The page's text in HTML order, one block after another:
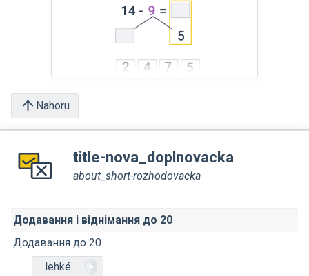
Nahoru
title-nova_doplnovacka
about_short-rozhodovacka
Додавання і віднімання до 20
Додавання до 20
lehké